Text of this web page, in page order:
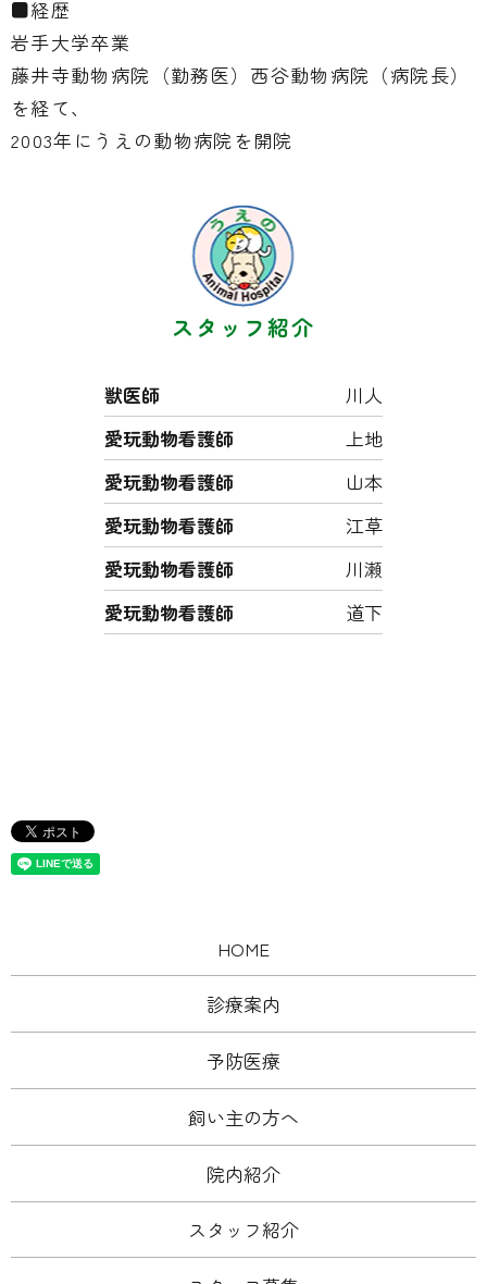
■経歴
岩手大学卒業
藤井寺動物病院（勤務医）西谷動物病院（病院長）
を経て、
2003年にうえの動物病院を開院
スタッフ紹介
獣医師
川人
愛玩動物看護師
上地
愛玩動物看護師
山本
愛玩動物看護師
江草
愛玩動物看護師
川瀬
愛玩動物看護師
道下
HOME
診療案内
予防医療
飼い主の方へ
院内紹介
スタッフ紹介